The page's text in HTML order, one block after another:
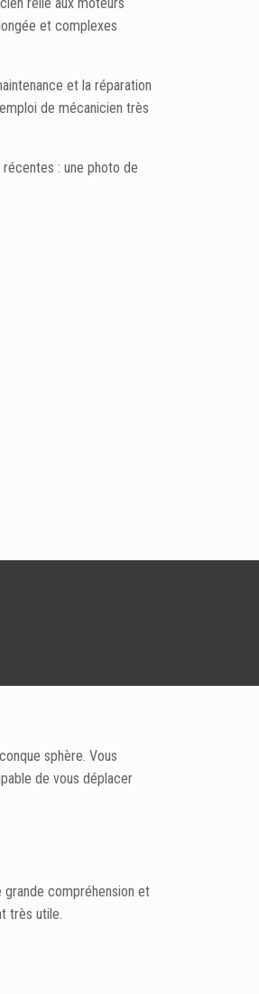
et complexes
et la réparation
de mécanicien très
: une photo de
sphère. Vous
de vous déplacer
grande compréhension et
très utile.